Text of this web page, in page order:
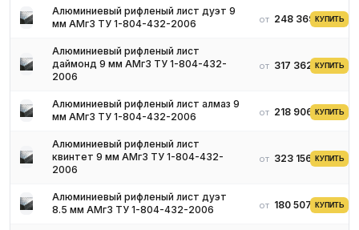
Алюминиевый рифленый лист дуэт 9
мм АМг3 ТУ 1-804-432-2006
от 248 369 ₽КУПИТЬ
Алюминиевый рифленый лист
даймонд 9 мм АМг3 ТУ 1-804-432-
2006
от 317 362 ₽КУПИТЬ
Алюминиевый рифленый лист алмаз 9
мм АМг3 ТУ 1-804-432-2006
от 218 906 ₽КУПИТЬ
Алюминиевый рифленый лист
квинтет 9 мм АМг3 ТУ 1-804-432-
2006
от 323 156 ₽КУПИТЬ
Алюминиевый рифленый лист дуэт
8.5 мм АМг3 ТУ 1-804-432-2006
от 180 507 ₽КУПИТЬ